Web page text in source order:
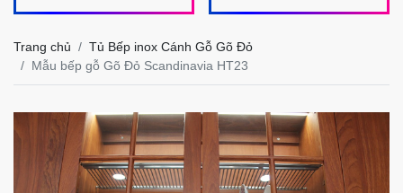
Trang chủ
Tủ Bếp inox Cánh Gỗ Gõ Đỏ
Mẫu bếp gỗ Gõ Đỏ Scandinavia HT23